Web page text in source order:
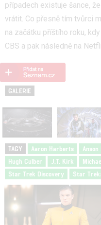
případech existuje šance,
vrátit. Co přesně tím tvůrci
na začátku příštího roku,
CBS a pak následně na
GALERIE
TAGY Aaron Harberts Anson
Hugh Culber
J.T. Kirk
Star Trek Discovery
Star